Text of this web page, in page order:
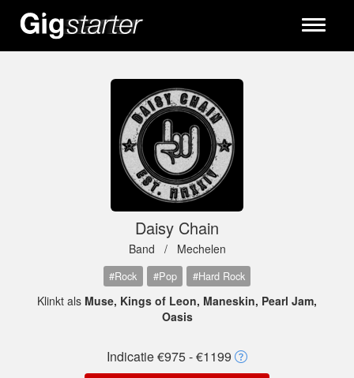
Toggle
Daisy Chain
Band / Mechelen
#Rock #Pop #Hard Rock
Klinkt als Muse, Kings of Leon, Maneskin, Pearl Jam,
Oasis
Indicatie €975 - €1199